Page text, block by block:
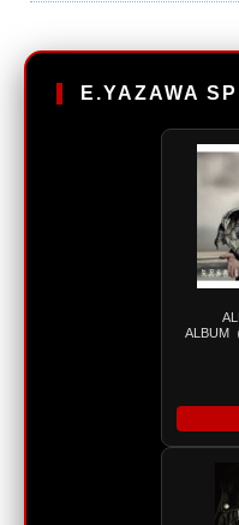
E.YAZAWA
ALBUM